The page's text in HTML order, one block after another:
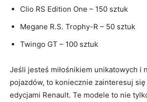
Clio RS ​Edition One‌ – 150 ⁢sztuk
Megane R.S. Trophy-R – 50 sztuk
Twingo GT – 100 sztuk
Jeśli jesteś miłośnikiem unikatowych‌ i
pojazdów, to koniecznie zainteresuj
edycjami Renault. Te modele⁢ to ‍nie